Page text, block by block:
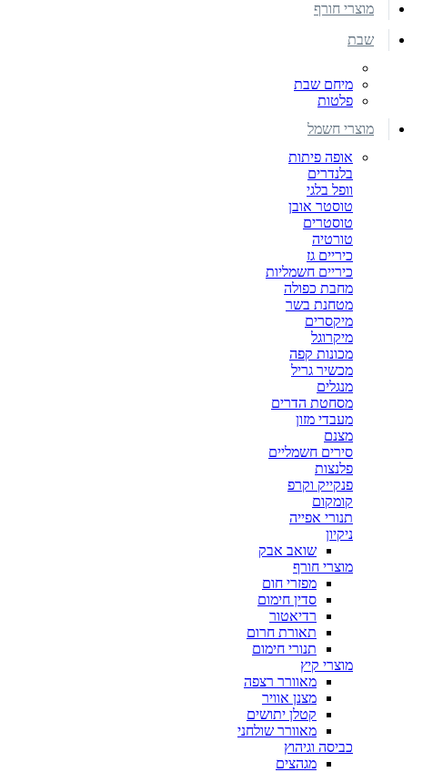
מוצרי חורף
שבת
מיחם שבת
פלטות
מוצרי חשמל
אופה פיתות
בלנדרים
וופל בלגי
טוסטר אובן
טוסטרים
טורטיה
כיריים גז
כיריים חשמליות
מחבת כפולה
מטחנת בשר
מיקסרים
מיקרוגל
מכונות קפה
מכשיר גריל
מנגלים
מסחטת הדרים
מעבדי מזון
מצנם
סירים חשמליים
פלנצות
פנקייק וקרפ
קומקום
תנורי אפייה
ניקיון
שואב אבק
מוצרי חורף
מפזרי חום
סדין חימום
רדיאטור
תאורת חרום
תנורי חימום
מוצרי קיץ
מאוורר רצפה
מצנן אוויר
קטלן יתושים
מאוורר שולחני
כביסה וגיהוץ
מגהצים